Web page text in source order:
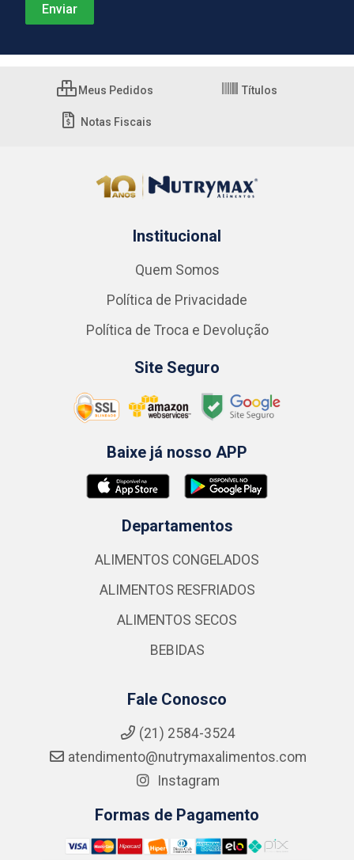
Meus Pedidos Títulos
Notas Fiscais
Institucional
Quem Somos
Política de Privacidade
Política de Troca e Devolução
Site Seguro
Baixe já nosso APP
Departamentos
ALIMENTOS CONGELADOS
ALIMENTOS RESFRIADOS
ALIMENTOS SECOS
BEBIDAS
Fale Conosco
(21) 2584-3524
atendimento@nutrymaxalimentos.com
Instagram
Formas de Pagamento